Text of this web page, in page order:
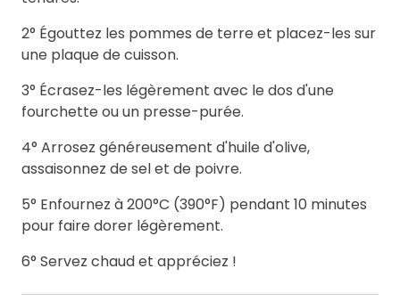
2° Égouttez les pommes de terre et placez-les sur
une plaque de cuisson.
3° Écrasez-les légèrement avec le dos d'une
fourchette ou un presse-purée.
4° Arrosez généreusement d'huile d'olive,
assaisonnez de sel et de poivre.
5° Enfournez à 200°C (390°F) pendant 10 minutes
pour faire dorer légèrement.
6° Servez chaud et appréciez !